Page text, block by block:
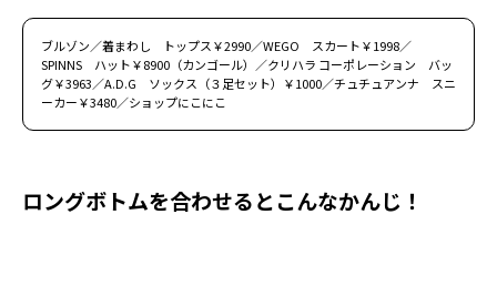
ブルゾン／着まわし トップス￥2990／WEGO スカート￥1998／
SPINNS ハット￥8900（カンゴール）／クリハラ コーポレーション バッ
グ￥3963／A.D.G ソックス（３足セット）￥1000／チュチュアンナ スニ
ーカー￥3480／ショップにこにこ
ロングボトムを合わせるとこんなかんじ！